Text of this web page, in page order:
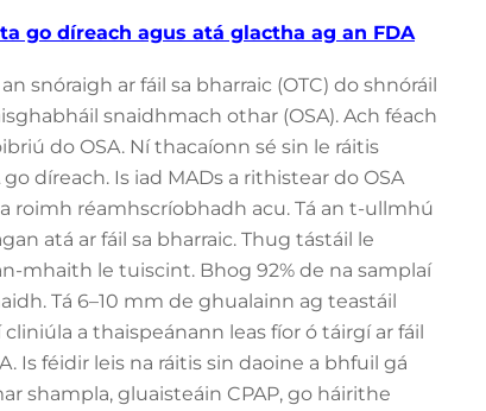
go díreach agus atá glactha ag an FDA
snóraigh ar fáil sa bharraic (OTC) do shnóráil
snaidhmach othar (OSA). Ach féach
do OSA. Ní thacaíonn sé sin le ráitis
díreach. Is iad MADs a rithistear do OSA
roimh réamhscríobhadh acu. Tá an t-ullmhú
atá ar fáil sa bharraic. Thug tástáil le
mhaith le tuiscint. Bhog 92% de na samplaí
Tá 6–10 mm de ghualainn ag teastáil
a thaispeánann leas fíor ó táirgí ar fáil
Is féidir leis na ráitis sin daoine a bhfuil gá
shampla, gluaisteáin CPAP, go háirithe